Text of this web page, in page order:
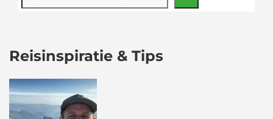
Reisinspiratie & Tips